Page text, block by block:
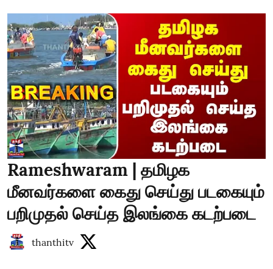
Rameshwaram | தமிழக
மீனவர்களை கைது செய்து படகையும்
பறிமுதல் செய்த இலங்கை கடற்படை
thanthitv